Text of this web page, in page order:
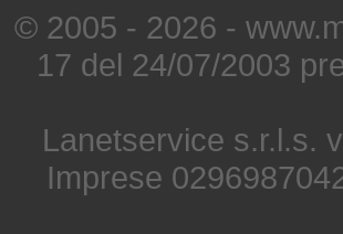
© 2005 - 2026 -
17 del 24/07/2003
Lanetservice s.r.l.s.
Imprese